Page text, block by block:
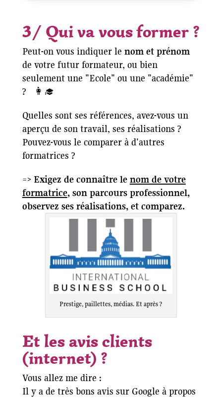
3/ Qui va vous former ?
Peut-on vous indiquer le nom et prénom
de votre futur formateur, ou bien
seulement une "Ecole" ou une "académie"
? 👩‍🎓
Quelles sont ses références, avez-vous un
aperçu de son travail, ses réalisations ?
Pouvez-vous le comparer à d'autres
formatrices ?
=> Exigez de connaître le nom de votre
formatrice, son parcours professionnel,
observez ses réalisations, et comparez.
Prestige, paillettes, médias. Et après ?
Et les avis clients
(internet) ?
Vous allez me dire :
Il y a de très bons avis sur Google à propos